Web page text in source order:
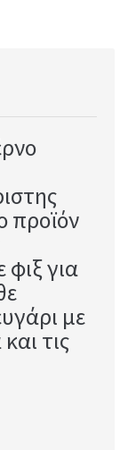
προϊόν
φιξ για
με
τις